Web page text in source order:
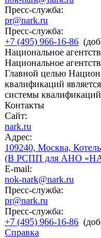
Пресс-служба:
pr@nark.ru
Пресс-служба:
+7 (495) 966-16-86
Национальное
Национальное
Главной целью
квалификаций
системы
Контакты
Сайт:
nark.ru
Адрес:
109240, Москва,
(В РСПП для АНО
E-mail:
nok-nark@nark.ru
Пресс-служба:
pr@nark.ru
Пресс-служба:
+7 (495) 966-16-86
Справка